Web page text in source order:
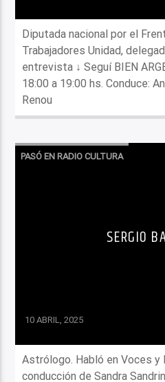
Diputada nacional por el
Trabajadores Unidad,
entrevista ↓ Seguí BIEN
18:00 a 19:00 hs. Conduce:
Renou
PASÓ EN RADIO CULTURA
SERGIO
10 ABRIL, 2025
Astrólogo. Habló en Voces y
conducción de Sandra